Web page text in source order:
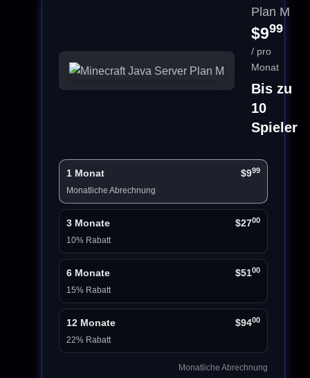
Plan M
$999
/ pro
Monat
Bis zu
10
Spieler
1 Monat $999
Monatliche Abrechnung
3 Monate $2700
10% Rabatt
6 Monate $5100
15% Rabatt
12 Monate $9400
22% Rabatt
Monatliche Abrechnung